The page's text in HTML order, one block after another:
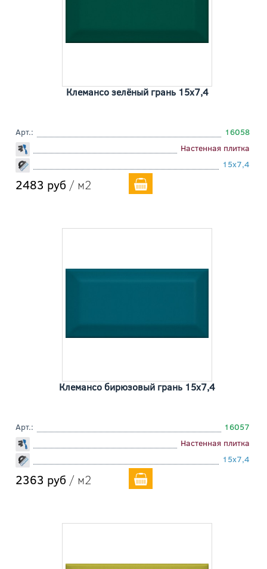
Клемансо зелёный грань 15x7,4
Арт.:
16058
Настенная плитка
15x7,4
2483 руб / м2
Клемансо бирюзовый грань 15x7,4
Арт.:
16057
Настенная плитка
15x7,4
2363 руб / м2